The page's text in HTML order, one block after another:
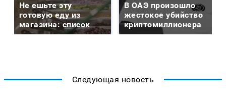
Не ешьте эту
готовую еду из
магазина: список
В ОАЭ произошло
жестокое убийство
криптомиллионера
Следующая новость